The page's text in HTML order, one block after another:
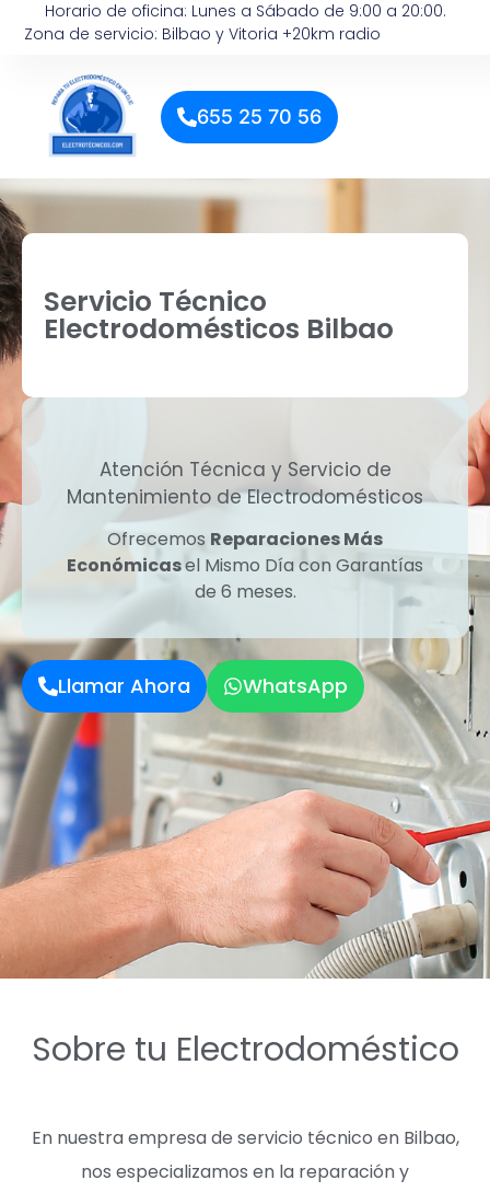
Horario de oficina: Lunes a Sábado de 9:00 a 20:00.
Zona de servicio: Bilbao y Vitoria +20km radio
655 25 70 56
Servicio Técnico
Electrodomésticos Bilbao
Atención Técnica y Servicio de
Mantenimiento de Electrodomésticos
Ofrecemos Reparaciones Más
Económicasel Mismo Día con Garantías
de 6 meses.
Llamar Ahora WhatsApp
Sobre tu Electrodoméstico
En nuestra empresa de servicio técnico en Bilbao,
nos especializamos en la reparación y